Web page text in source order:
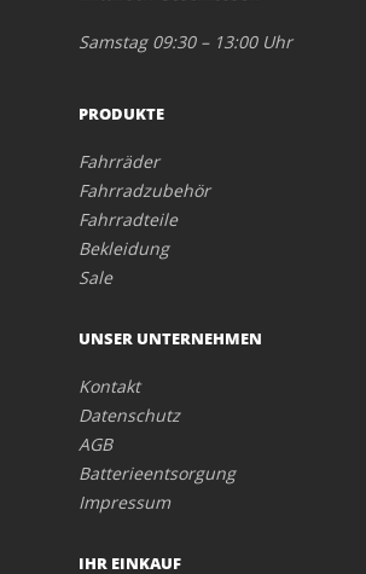
Samstag 09:30 – 13:00 Uhr
PRODUKTE
Fahrräder
Fahrradzubehör
Fahrradteile
Bekleidung
Sale
UNSER UNTERNEHMEN
Kontakt
Datenschutz
AGB
Batterieentsorgung
Impressum
IHR EINKAUF